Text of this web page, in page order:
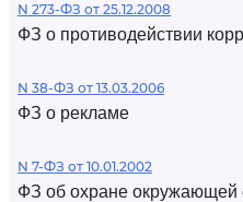
N 273-ФЗ от 25.12.2008
ФЗ о противодействии
N 38-ФЗ от 13.03.2006
ФЗ о рекламе
N 7-ФЗ от 10.01.2002
ФЗ об охране окружающей